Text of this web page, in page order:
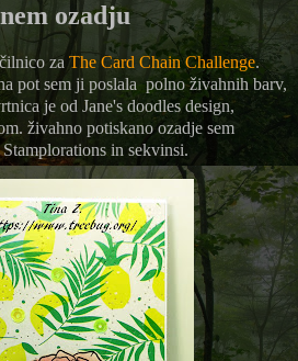
ozadju
zaThe Card Chain Challenge.
pot sem ji poslala polno živahnih barv,
je od Jane's doodles design,
živahno potiskano ozadje sem
in sekvinsi.